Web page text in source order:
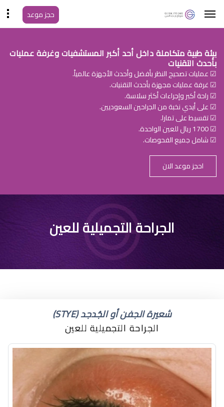
حجز موعد
بيئة طبية متكاملة داخل أحد أكبر المستشفيات وغرفة عمليات
بأحدث التقنيات
☑ عمليات تصحيح النظر بأفضل وأحدث الأجهزة عالمياً.
☑ غرفة عمليات مجهزة بأحدث التقنيات.
☑ راحة أكبر وإجراءات أكثر سلاسة.
☑ على أيدي نخبة من الجراحين السعوديين.
☑ تقسيط على تمارا.
☑ 1700 ريال للعين الواحدة.
☑ شامل جميع الفحوصات.
احجز موعد الان
تجارب عملية توسيع العين
الجراحة التجميلية للعين
شعيرة الجفن أو الجُدجد (STYE)
الجراحة التجميلية للعين